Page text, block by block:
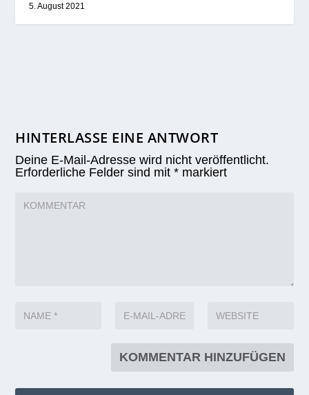
5. August 2021
HINTERLASSE EINE ANTWORT
Deine E-Mail-Adresse wird nicht veröffentlicht.
Erforderliche Felder sind mit* markiert